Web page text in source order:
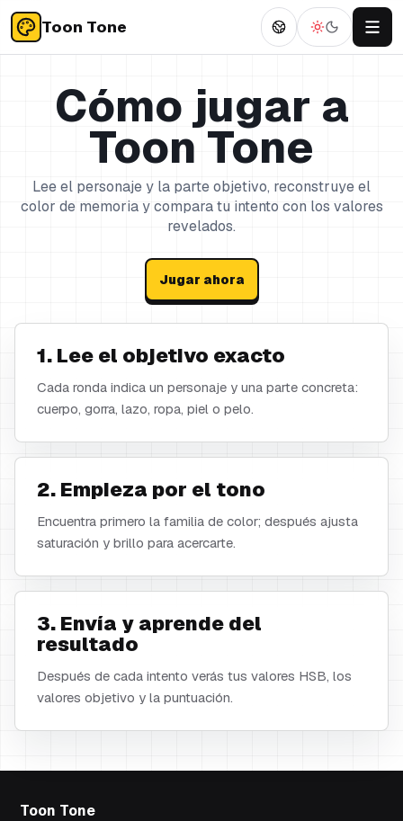
Toon Tone
Cómo jugar a
Toon Tone
Lee el personaje y la parte objetivo, reconstruye el
color de memoria y compara tu intento con los valores
revelados.
Jugar ahora
1. Lee el objetivo exacto
Cada ronda indica un personaje y una parte concreta:
cuerpo, gorra, lazo, ropa, piel o pelo.
2. Empieza por el tono
Encuentra primero la familia de color; después ajusta
saturación y brillo para acercarte.
3. Envía y aprende del
resultado
Después de cada intento verás tus valores HSB, los
valores objetivo y la puntuación.
Toon Tone